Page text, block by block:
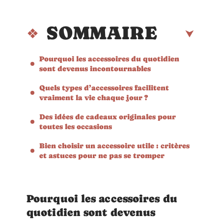
SOMMAIRE
Pourquoi les accessoires du quotidien
sont devenus incontournables
Quels types d’accessoires facilitent
vraiment la vie chaque jour ?
Des idées de cadeaux originales pour
toutes les occasions
Bien choisir un accessoire utile : critères
et astuces pour ne pas se tromper
Pourquoi les accessoires du
quotidien sont devenus